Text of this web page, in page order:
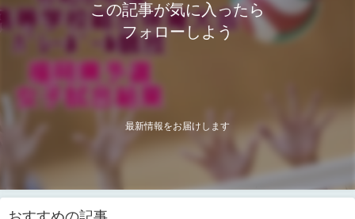
この記事が気に入ったら
フォローしよう
最新情報をお届けします